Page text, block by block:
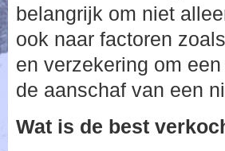
belangrijk om niet
ook naar factoren
en verzekering om
de aanschaf van een
Wat is de best